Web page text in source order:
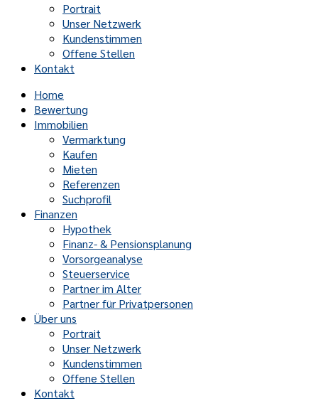
Portrait
Unser Netzwerk
Kundenstimmen
Offene Stellen
Kontakt
Home
Bewertung
Immobilien
Vermarktung
Kaufen
Mieten
Referenzen
Suchprofil
Finanzen
Hypothek
Finanz- & Pensionsplanung
Vorsorgeanalyse
Steuerservice
Partner im Alter
Partner für Privatpersonen
Über uns
Portrait
Unser Netzwerk
Kundenstimmen
Offene Stellen
Kontakt